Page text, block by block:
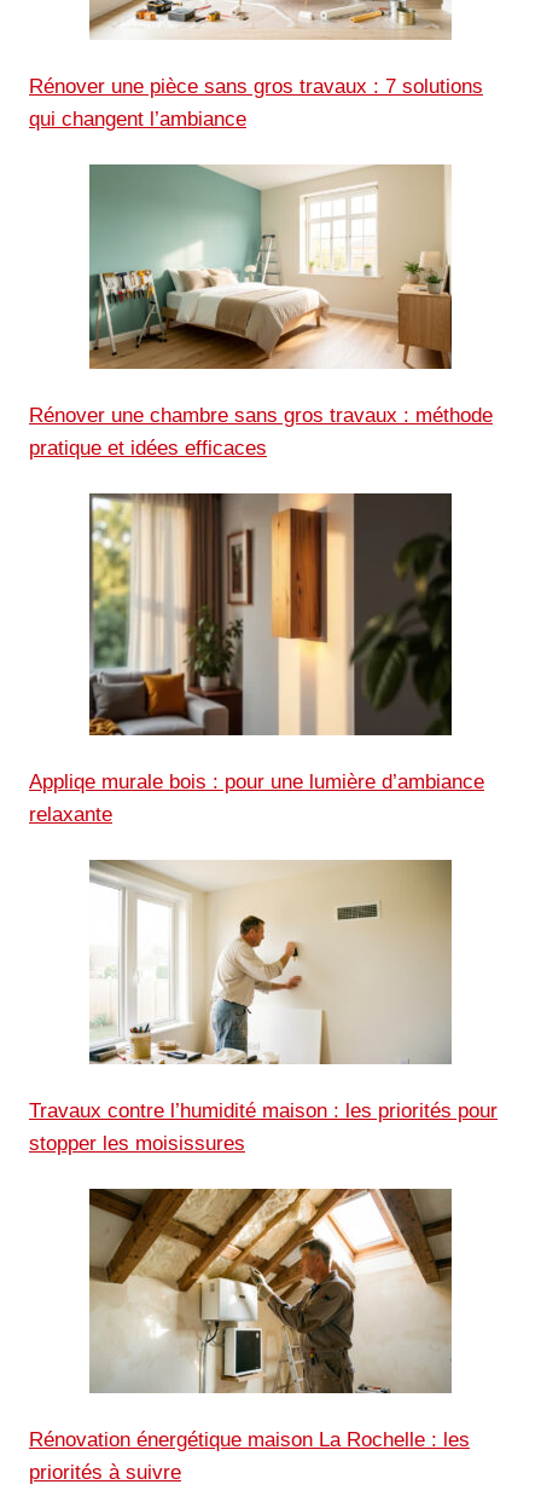
Rénover une pièce sans gros travaux : 7 solutions
qui changent l’ambiance
Rénover une chambre sans gros travaux : méthode
pratique et idées efficaces
Appliqe murale bois : pour une lumière d’ambiance
relaxante
Travaux contre l’humidité maison : les priorités pour
stopper les moisissures
Rénovation énergétique maison La Rochelle : les
priorités à suivre